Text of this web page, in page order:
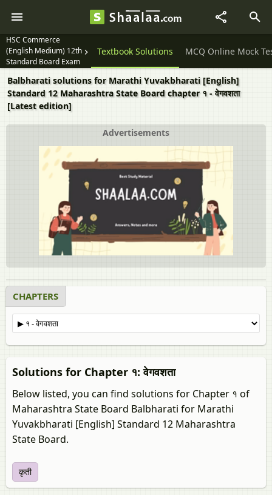
HSC Commerce
(English Medium) 12th
Standard Board Exam
Question Papers Textbook Solutions MCQ Online Mock
Balbharati solutions for Marathi Yuvakbharati [English]
Standard 12 Maharashtra State Board chapter १ - वेगवशता
[Latest edition]
Advertisements
CHAPTERS
Solutions for Chapter १: वेगवशता
Below listed, you can find solutions for Chapter १ of
Maharashtra State Board Balbharati for Marathi
Yuvakbharati [English] Standard 12 Maharashtra
State Board.
कृती